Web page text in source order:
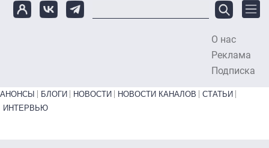
О нас
Реклама
Подписка
Primary links bottom
АНОНСЫ БЛОГИ НОВОСТИ НОВОСТИ КАНАЛОВ
СТАТЬИ
ИНТЕРВЬЮ